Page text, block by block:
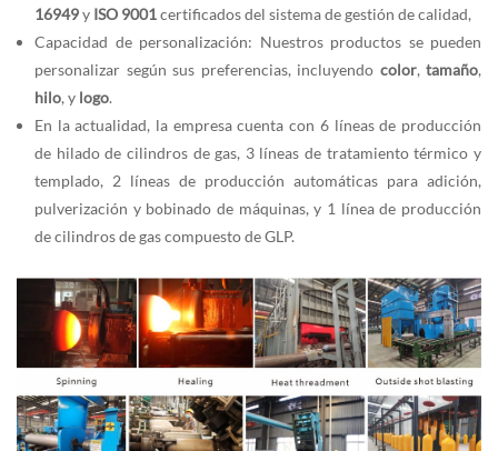
16949y ISO 9001certificados del sistema de gestión de calidad,
Capacidad de personalización: Nuestros productos se pueden
personalizar según sus preferencias, incluyendo color, tamaño,
hilo, y logo.
En la actualidad, la empresa cuenta con 6 líneas de producción
de hilado de cilindros de gas, 3 líneas de tratamiento térmico y
templado, 2 líneas de producción automáticas para adición,
pulverización y bobinado de máquinas, y 1 línea de producción
de cilindros de gas compuesto de GLP.